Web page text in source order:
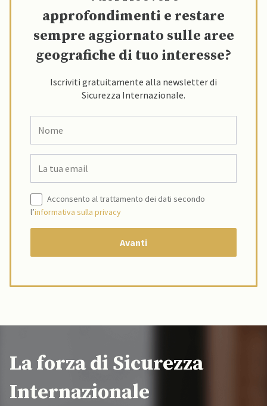
approfondimenti e restare
sempre aggiornato sulle aree
geografiche di tuo interesse?
Iscriviti gratuitamente alla newsletter di
Sicurezza Internazionale.
Acconsento al trattamento dei dati secondo
l’informativa sulla privacy
La forza di Sicurezza
Internazionale